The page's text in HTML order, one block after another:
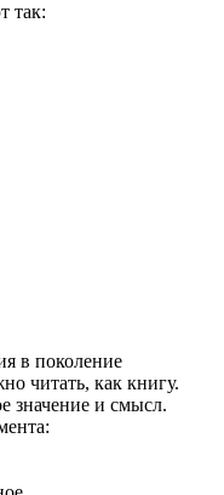
так:
в поколение
читать, как книгу.
значение и смысл.